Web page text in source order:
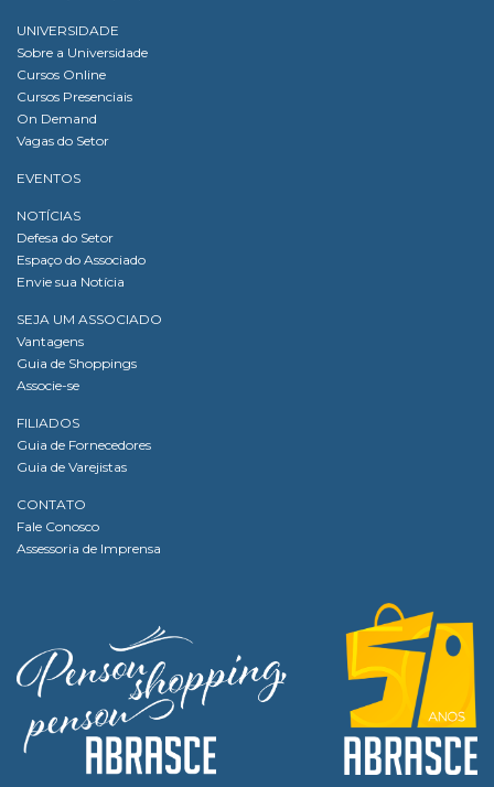
UNIVERSIDADE
Sobre a Universidade
Cursos Online
Cursos Presenciais
On Demand
Vagas do Setor
EVENTOS
NOTÍCIAS
Defesa do Setor
Espaço do Associado
Envie sua Notícia
SEJA UM ASSOCIADO
Vantagens
Guia de Shoppings
Associe-se
FILIADOS
Guia de Fornecedores
Guia de Varejistas
CONTATO
Fale Conosco
Assessoria de Imprensa